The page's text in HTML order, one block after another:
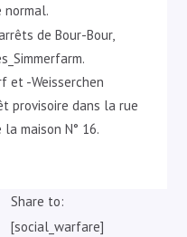
de Bour-Bour,
et -Weisserchen
provisoire dans la rue
maison N° 16.
Share to:
[social_warfare]